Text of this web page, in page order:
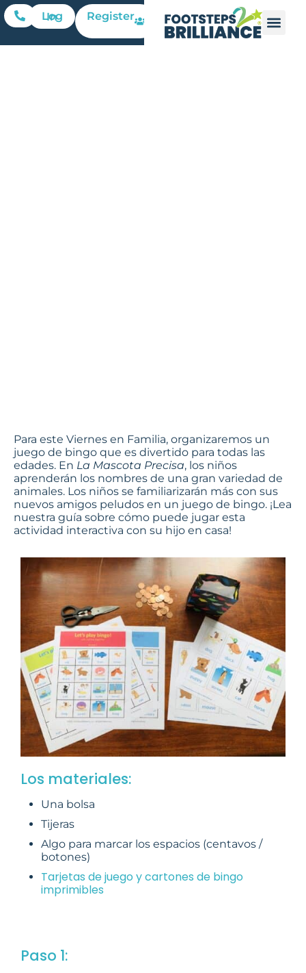
Log In Register
Para este Viernes en Familia, organizaremos un
juego de bingo que es divertido para todas las
edades. En La Mascota Precisa, los niños
aprenderán los nombres de una gran variedad de
animales. Los niños se familiarizarán más con sus
nuevos amigos peludos en un juego de bingo. ¡Lea
nuestra guía sobre cómo puede jugar esta
actividad interactiva con su hijo en casa!
Los materiales:
Una bolsa
Tijeras
Algo para marcar los espacios (centavos /
botones)
Tarjetas de juego y cartones de bingo
imprimibles
Paso 1: